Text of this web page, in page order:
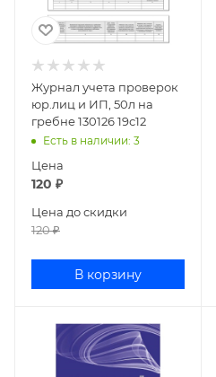
Журнал учета проверок
юр.лиц и ИП, 50л на
гребне 130126 19с12
Есть в наличии: 3
Цена
120 ₽
Цена до скидки
120₽
В корзину